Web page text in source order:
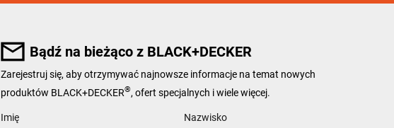
Bądź na bieżąco z BLACK+DECKER
Zarejestruj się, aby otrzymywać najnowsze informacje na temat nowych
produktów BLACK+DECKER®, ofert specjalnych i wiele więcej.
User Details
Imię Nazwisko